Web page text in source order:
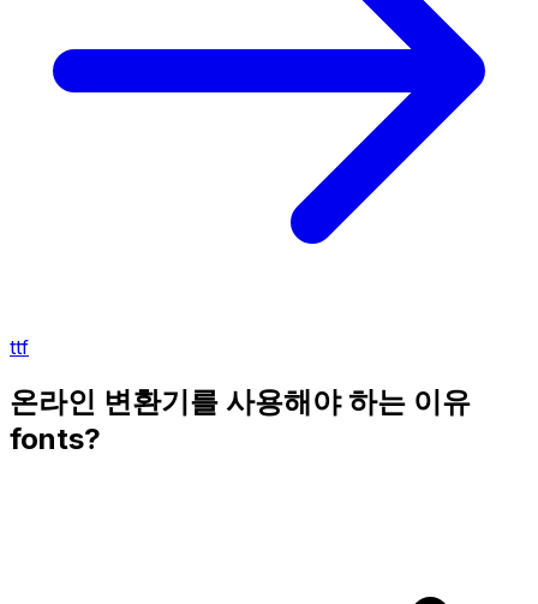
ttf
온라인 변환기를 사용해야 하는 이유
fonts?